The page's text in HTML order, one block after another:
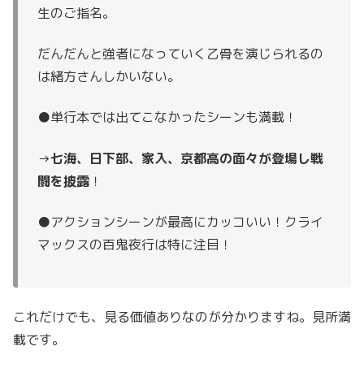
生のご指名。
だんだんと強者になっていく乙骨を演じられるの
は緒方さんしかいない。
●単行本では出てこなかったシーンも満載！
→七海、日下部、家入、京都高の面々が登場し戦
闘を披露 ！
●アクションシーンが最高にカッコいい！クライ
マックスの百鬼夜行は特に注目！
これだけでも、見る価値ありなのが分かりますね。見所満
載です。